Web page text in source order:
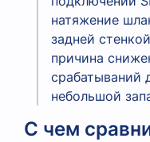
натяжение
задней
причина
срабатываний
небольшой
С чем